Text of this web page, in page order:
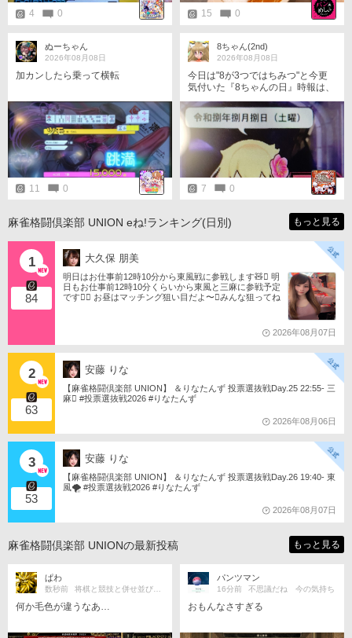
4 0
15
0
ぬーちゃん
2026年08月08日
加カンしたら乗って横転
11 0
8ちゃん(2nd)
2026年08月08日
今日は"8が3つではちみつ"と今更
気付いた『8ちゃんの日』時報は、
線が落ちそうになって焦った〜) 自
分とマッチング&共闘した方々は誠
にありがとうございました。
7 0
麻雀格闘倶楽部 UNION eね!ランキング(日別) もっと見る
1
84
大久保 朋美
明日はお仕事前12時10分から東風戦に参戦します🧸󾬏 明
日もお仕事前12時10分くらいから東風と三麻に参戦予定
です󾠔󾭠 お昼はマッチング狙い目だよ〜󾍘みんな狙ってね
2026年08月07日
2
63
安藤 りな
【麻雀格闘倶楽部 UNION】 ＆りなたんず 投票選抜戦Day.25 22:55- 三
麻󾆽 #投票選抜戦2026 #りなたんず
2026年08月06日
3
53
安藤 りな
【麻雀格闘倶楽部 UNION】 ＆りなたんず 投票選抜戦Day.26 19:40- 東
風🌪️ #投票選抜戦2026 #りなたんず
2026年08月07日
麻雀格闘倶楽部 UNIONの最新投稿 もっと見る
ぱわ
数秒前 将棋と競技と併せ並び打ち大好き
何か毛色が違うなあ…
パンツマン
16分前 不思議だね 今の気持ち
おもんなさすぎる